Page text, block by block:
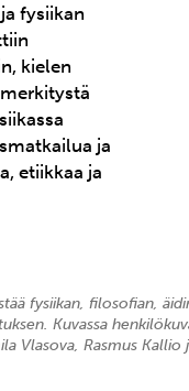
fysiikan
kielen
ja
etiikkaa ja
fysiikan, filosofian,
Kuvassa
Vlasova, Rasmus Kallio